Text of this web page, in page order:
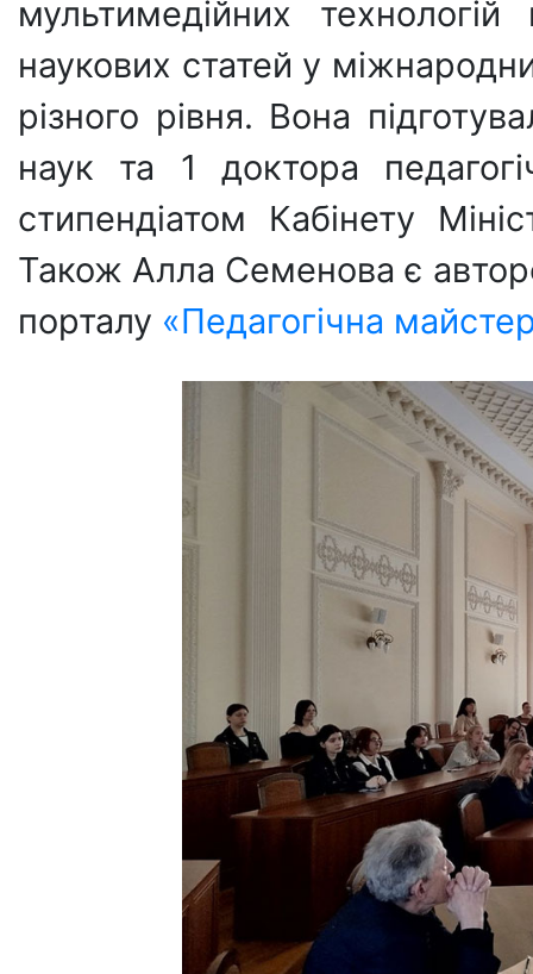
мультимедійних
наукових статей у
різного рівня. Вона
наук та 1 доктора
стипендіатом Кабінету
Також Алла Семенова є
порталу «Педагогічна